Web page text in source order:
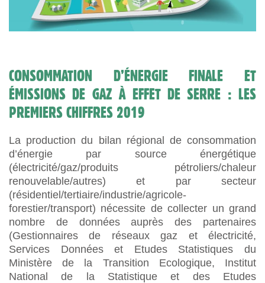
CONSOMMATION D’ÉNERGIE FINALE ET
ÉMISSIONS DE GAZ À EFFET DE SERRE : LES
PREMIERS CHIFFRES 2019
La production du bilan régional de consommation
d’énergie par source énergétique
(électricité/gaz/produits pétroliers/chaleur
renouvelable/autres) et par secteur
(résidentiel/tertiaire/industrie/agricole-
forestier/transport) nécessite de collecter un grand
nombre de données auprès des partenaires
(Gestionnaires de réseaux gaz et électricité,
Services Données et Etudes Statistiques du
Ministère de la Transition Ecologique, Institut
National de la Statistique et des Etudes